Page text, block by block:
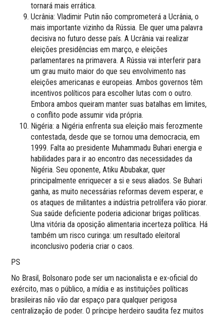
tornará mais errática.
Ucrânia: Vladimir Putin não comprometerá a Ucrânia, o
mais importante vizinho da Rússia. Ele quer uma palavra
decisiva no futuro desse país. A Ucrânia vai realizar
eleições presidências em março, e eleições
parlamentares na primavera. A Rússia vai interferir para
um grau muito maior do que seu envolvimento nas
eleições americanas e europeias. Ambos governos têm
incentivos políticos para escolher lutas com o outro.
Embora ambos queiram manter suas batalhas em limites,
o conflito pode assumir vida própria.
Nigéria: a Nigéria enfrenta sua eleição mais ferozmente
contestada, desde que se tornou uma democracia, em
1999. Falta ao presidente Muhammadu Buhari energia e
habilidades para ir ao encontro das necessidades da
Nigéria. Seu oponente, Atiku Abubakar, quer
principalmente enriquecer a si e seus aliados. Se Buhari
ganha, as muito necessárias reformas devem esperar, e
os ataques de militantes a indústria petrolífera vão piorar.
Sua saúde deficiente poderia adicionar brigas políticas.
Uma vitória da oposição alimentaria incerteza política. Há
também um risco curinga: um resultado eleitoral
inconclusivo poderia criar o caos.
PS
No Brasil, Bolsonaro pode ser um nacionalista e ex-oficial do
exército, mas o público, a mídia e as instituições políticas
brasileiras não vão dar espaço para qualquer perigosa
centralização de poder. O príncipe herdeiro saudita fez muitos